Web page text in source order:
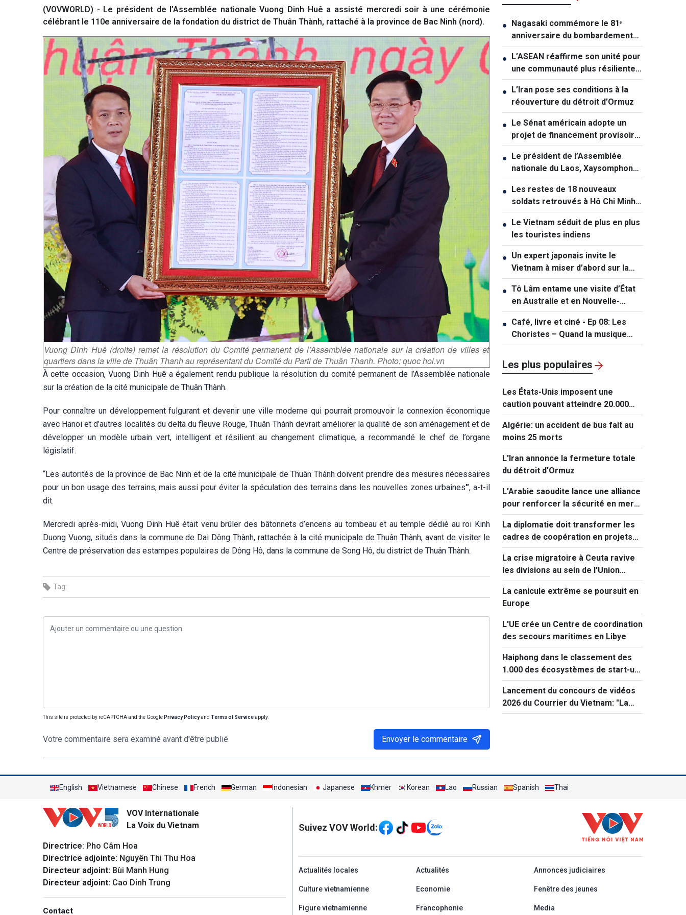
(VOVWORLD) - Le président de l’Assemblée nationale Vuong Dinh Huê a assisté mercredi soir à une cérémonie
célébrant le 110e anniversaire de la fondation du district de Thuân Thành, rattaché à la province de Bac Ninh (nord).
Vuong Dinh Huê (droite) remet la résolution du Comité permanent de l'Assemblée nationale sur la création de villes et
quartiers dans la ville de Thuân Thanhau représentant du Comité du Parti de Thuân Thanh. Photo: quoc hoi.vn
À cette occasion, Vuong Dinh Huê a également rendu publique la résolution du comité permanent de l’Assemblée nationale
sur la création de la cité municipale de Thuân Thành.
Pour connaître un développement fulgurant et devenir une ville moderne qui pourrait promouvoir la connexion économique
avec Hanoi et d’autres localités du delta du fleuve Rouge, Thuân Thành devrait améliorer la qualité de son aménagement et de
développer un modèle urbain vert, intelligent et résilient au changement climatique, a recommandé le chef de l’organe
législatif.
“Les autorités de la province de Bac Ninh et de la cité municipale de Thuân Thành doivent prendre des mesures nécessaires
pour un bon usage des terrains, mais aussi pour éviter la spéculation des terrains dans les nouvelles zones urbaines”, a-t-il
dit.
Mercredi après-midi, Vuong Dinh Huê était venu brûler des bâtonnets d’encens au tombeau et au temple dédié au roi Kinh
Duong Vuong, situés dans la commune de Dai Dông Thành, rattachée à la cité municipale de Thuân Thành, avant de visiter le
Centre de préservation des estampes populaires de Dông Hô, dans la commune de Song Hô, du district de Thuân Thành.
Tag:
This site is protected by reCAPTCHA and the Google Privacy Policyand Terms of Serviceapply.
Votre commentaire sera examiné avant d'être publié Envoyer le commentaire
● Nagasaki commémore le 81ᵉ
anniversaire du bombardement
atomique
● L’ASEAN réaffirme son unité pour
une communauté plus résiliente
et durable
● L’Iran pose ses conditions à la
réouverture du détroit d’Ormuz
● Le Sénat américain adopte un
projet de financement provisoire
et écarte le risque de «shutdown»
● Le président de l’Assemblée
nationale du Laos, Xaysomphone
Phomvihane, est décédé
● Les restes de 18 nouveaux
soldats retrouvés à Hô Chi Minh-
Ville
● Le Vietnam séduit de plus en plus
les touristes indiens
● Un expert japonais invite le
Vietnam à miser d’abord sur la
fabrication et le conditionnement
des puces
● Tô Lâm entame une visite d’État
en Australie et en Nouvelle-
Zélande
● Café, livre et ciné - Ep 08: Les
Choristes – Quand la musique
éclaire l'ombre
Les plus populaires
Les États-Unis imposent une
caution pouvant atteindre 20.000
dollars pour les demandes de visa
de ressortissants de 50 pays
Algérie: un accident de bus fait au
moins 25 morts
L'Iran annonce la fermeture totale
du détroit d'Ormuz
L’Arabie saoudite lance une alliance
pour renforcer la sécurité en mer
Rouge
La diplomatie doit transformer les
cadres de coopération en projets
concrets
La crise migratoire à Ceuta ravive
les divisions au sein de l'Union
européenne
La canicule extrême se poursuit en
Europe
L'UE crée un Centre de coordination
des secours maritimes en Libye
Haiphong dans le classement des
1.000 des écosystèmes de start-up
innovantes les plus performants au
monde
Lancement du concours de vidéos
2026 du Courrier du Vietnam: "La
paix et la jeunesse"
English Vietnamese Chinese French German Indonesian Japanese Khmer Korean Lao Russian Spanish Thai
VOV Internationale
La Voix du Vietnam
Directrice: Pho Câm Hoa
Directrice adjointe: Nguyên Thi Thu Hoa
Directeur adjoint: Bùi Manh Hung
Directeur adjoint: Cao Dinh Trung
Contact
Mạng xã hội
Suivez VOV World:
menu footer tiếng Pháp
Actualités locales Actualités Annonces judiciaires
Culture vietnamienne Economie Fenêtre des jeunes
Figure vietnamienne Francophonie Media